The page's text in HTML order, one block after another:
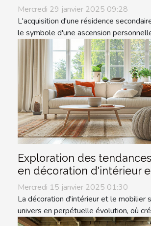
Mercredi 29 janvier 2025 09:28
L'acquisition d'une résidence
le symbole d'une ascension
Exploration des
en décoration d'intérieur
Mercredi 15 janvier 2025 01:30
La décoration d'intérieur et le mobilier
univers en perpétuelle évolution, où